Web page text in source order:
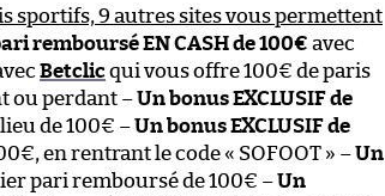
sportifs, 9 autres sites vous permettent
remboursé EN CASH de 100€ avec
Betclicqui vous offre 100€ de paris
ou perdant –Un bonus EXCLUSIF de
de 100€ –Un bonus EXCLUSIF de
en rentrant le code « SOFOOT » –Un
pari remboursé de 100€ –Un